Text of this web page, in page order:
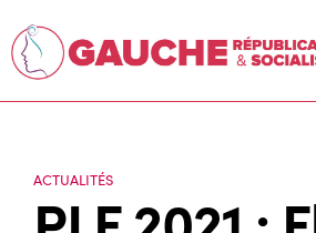
ACTUALITÉS